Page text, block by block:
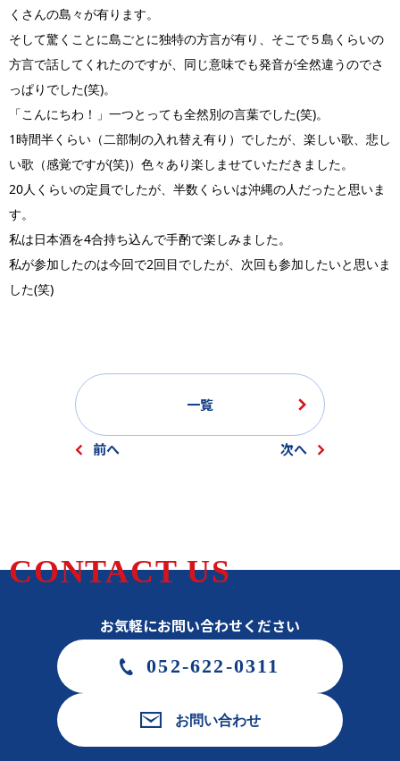
くさんの島々が有ります。
そして驚くことに島ごとに独特の方言が有り、そこで５島くらいの
方言で話してくれたのですが、同じ意味でも発音が全然違うのでさ
っぱりでした(笑)。
「こんにちわ！」一つとっても全然別の言葉でした(笑)。
1時間半くらい（二部制の入れ替え有り）でしたが、楽しい歌、悲し
い歌（感覚ですが(笑)）色々あり楽しませていただきました。
20人くらいの定員でしたが、半数くらいは沖縄の人だったと思いま
す。
私は日本酒を4合持ち込んで手酌で楽しみました。
私が参加したのは今回で2回目でしたが、次回も参加したいと思いま
した(笑)
前へ
一覧
次へ
CONTACT US
お気軽にお問い合わせください
052-622-0311
お問い合わせ